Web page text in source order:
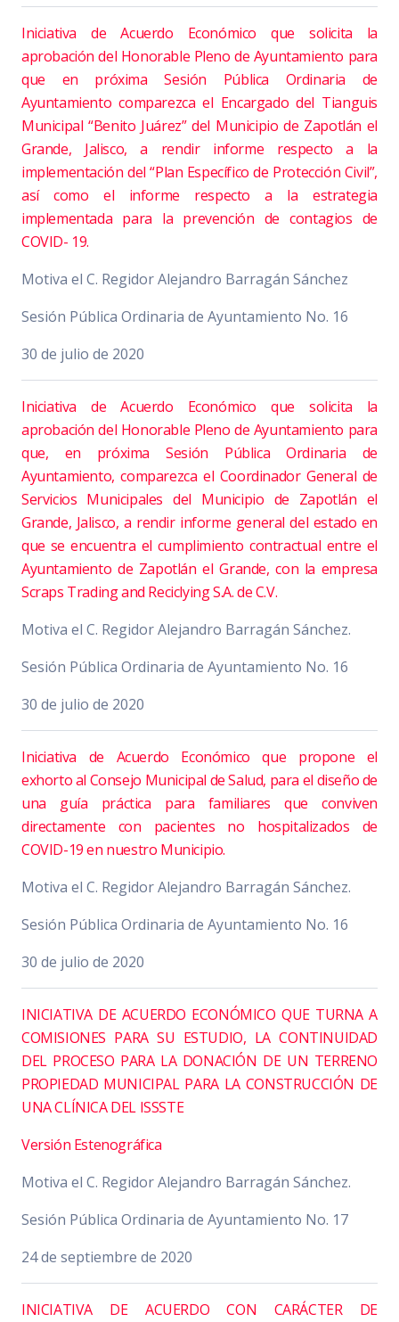
Iniciativa de Acuerdo Económico que solicita la
aprobación del Honorable Pleno de Ayuntamiento para
que en próxima Sesión Pública Ordinaria de
Ayuntamiento comparezca el Encargado del Tianguis
Municipal “Benito Juárez” del Municipio de Zapotlán el
Grande, Jalisco, a rendir informe respecto a la
implementación del “Plan Específico de Protección Civil”,
así como el informe respecto a la estrategia
implementada para la prevención de contagios de
COVID- 19.
Motiva el C. Regidor Alejandro Barragán Sánchez
Sesión Pública Ordinaria de Ayuntamiento No. 16
30 de julio de 2020
Iniciativa de Acuerdo Económico que solicita la
aprobación del Honorable Pleno de Ayuntamiento para
que, en próxima Sesión Pública Ordinaria de
Ayuntamiento, comparezca el Coordinador General de
Servicios Municipales del Municipio de Zapotlán el
Grande, Jalisco, a rendir informe general del estado en
que se encuentra el cumplimiento contractual entre el
Ayuntamiento de Zapotlán el Grande, con la empresa
Scraps Trading and Reciclying S.A. de C.V.
Motiva el C. Regidor Alejandro Barragán Sánchez.
Sesión Pública Ordinaria de Ayuntamiento No. 16
30 de julio de 2020
Iniciativa de Acuerdo Económico que propone el
exhorto al Consejo Municipal de Salud, para el diseño de
una guía práctica para familiares que conviven
directamente con pacientes no hospitalizados de
COVID-19 en nuestro Municipio.
Motiva el C. Regidor Alejandro Barragán Sánchez.
Sesión Pública Ordinaria de Ayuntamiento No. 16
30 de julio de 2020
INICIATIVA DE ACUERDO ECONÓMICO QUE TURNA A
COMISIONES PARA SU ESTUDIO, LA CONTINUIDAD
DEL PROCESO PARA LA DONACIÓN DE UN TERRENO
PROPIEDAD MUNICIPAL PARA LA CONSTRUCCIÓN DE
UNA CLÍNICA DEL ISSSTE
Versión Estenográfica
Motiva el C. Regidor Alejandro Barragán Sánchez.
Sesión Pública Ordinaria de Ayuntamiento No. 17
24 de septiembre de 2020
INICIATIVA DE ACUERDO CON CARÁCTER DE